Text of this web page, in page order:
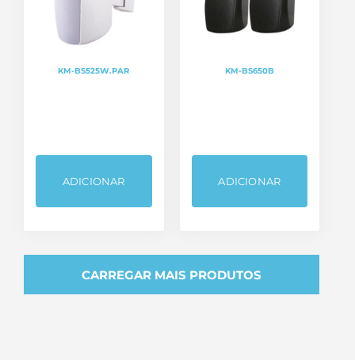
KM-BS525W.PAR
ADICIONAR
KM-BS650B
ADICIONAR
CARREGAR MAIS PRODUTOS